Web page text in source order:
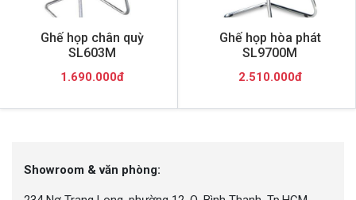
Ghế họp chân quỳ
SL603M
1.690.000đ
Ghế họp hòa phát
SL9700M
2.510.000đ
Showroom & văn phòng: